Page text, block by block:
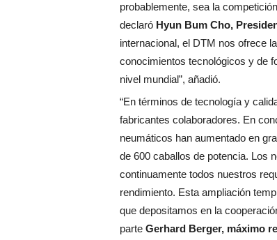
probablemente, sea la
declaró Hyun Bum Cho,
internacional, el DTM nos ofrece
conocimientos tecnológicos y de
nivel mundial”, añadió.
“En términos de tecnología y
fabricantes colaboradores. En
neumáticos han aumentado en
de 600 caballos de potencia. Los
continuamente todos nuestros
rendimiento. Esta ampliación
que depositamos en la
parte Gerhard Berger, máximo